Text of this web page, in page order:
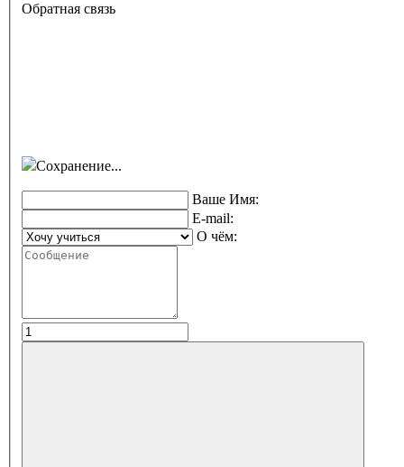
Обратная связь
Сохранение...
Ваше Имя:
E-mail:
О чём: